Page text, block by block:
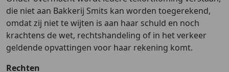
die niet aan Bakkerij Smits kan worden toegerekend,
omdat zij niet te wijten is aan haar schuld en noch
krachtens de wet, rechtshandeling of in het verkeer
geldende opvattingen voor haar rekening komt.
Rechten